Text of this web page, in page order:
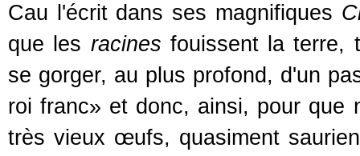
Cau l'écrit dans ses magnifiques
que les racines fouissent la terre,
se gorger, au plus profond, d'un
roi franc» et donc, ainsi, pour que
très vieux œufs, quasiment